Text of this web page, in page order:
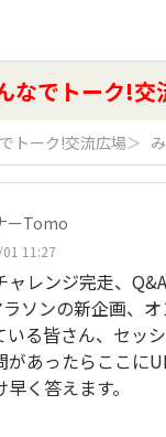
なでトーク!交
トーク!交流広場＞
ーTomo
11:27
レンジ完走、Q&A
ソンの新企画、
いる皆さん、セッ
があったらここに
く答えます。